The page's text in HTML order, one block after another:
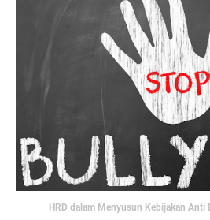
HRD dalam Menyusun Kebijakan Anti